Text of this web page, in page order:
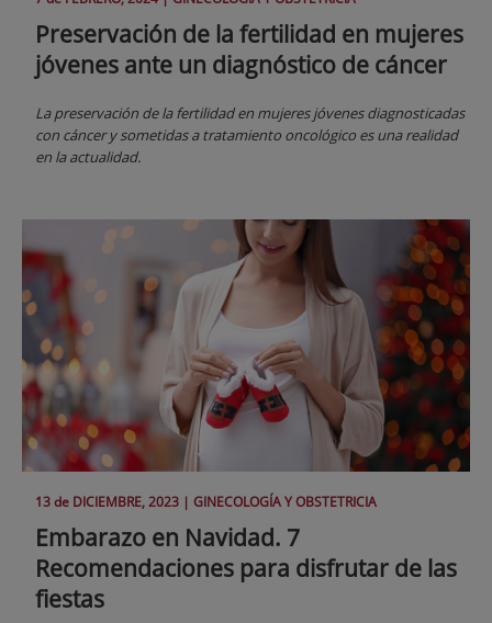
Preservación de la fertilidad en mujeres
jóvenes ante un diagnóstico de cáncer
La preservación de la fertilidad en mujeres jóvenes diagnosticadas
con cáncer y sometidas a tratamiento oncológico es una realidad
en la actualidad.
13 de DICIEMBRE, 2023 | GINECOLOGÍA Y OBSTETRICIA
Embarazo en Navidad. 7
Recomendaciones para disfrutar de las
fiestas